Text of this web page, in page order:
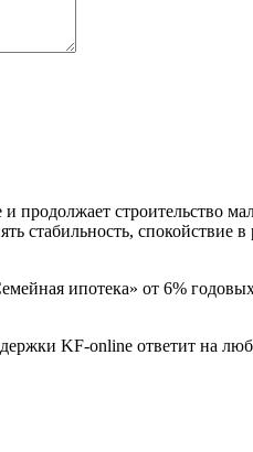
строительство
спокойствие в
ипотека» от 6%
KF-online ответит на